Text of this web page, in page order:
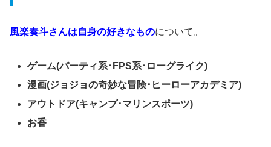
風楽奏斗さんは自身の好きなものについて。
ゲーム(パーティ系･FPS系･ローグライク)
漫画(ジョジョの奇妙な冒険･ヒーローアカデミア)
アウトドア(キャンプ･マリンスポーツ)
お香